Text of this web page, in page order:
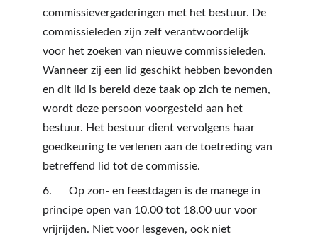
commissievergaderingen met het bestuur. De
commissieleden zijn zelf verantwoordelijk
voor het zoeken van nieuwe commissieleden.
Wanneer zij een lid geschikt hebben bevonden
en dit lid is bereid deze taak op zich te nemen,
wordt deze persoon voorgesteld aan het
bestuur. Het bestuur dient vervolgens haar
goedkeuring te verlenen aan de toetreding van
betreffend lid tot de commissie.
6.      Op zon- en feestdagen is de manege in
principe open van 10.00 tot 18.00 uur voor
vrijrijden. Niet voor lesgeven, ook niet